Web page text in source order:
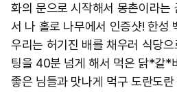
화의 문으로 시작해서 몽촌이라는
서 나 홀로 나무에서 인증샷! 한성
우리는 허기진 배를 채우러 식당
팅을 40분 넘게 해서 먹은 닭*갈*
좋은 님들과 맛나게 먹구 도란도